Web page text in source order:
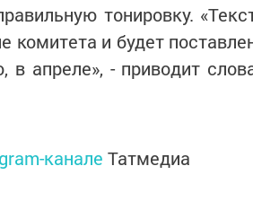
тонировку.
комитета и будет
апреле», - приводит
канале Татмедиа